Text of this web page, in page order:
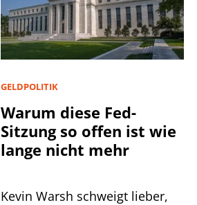
GELDPOLITIK
Warum diese Fed-
Sitzung so offen ist wie
lange nicht mehr
Kevin Warsh schweigt lieber,